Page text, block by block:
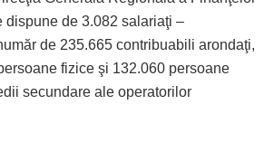
dispune de 3.082 salariaţi –
de 235.665 contribuabili arondaţi,
fizice şi 132.060 persoane
secundare ale operatorilor